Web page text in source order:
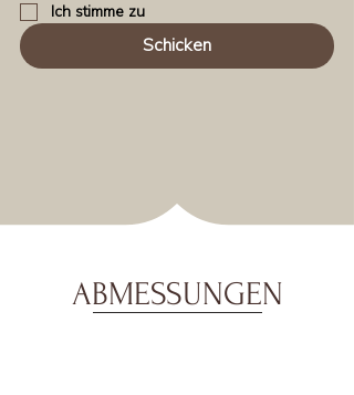
Ich stimme zu
Schicken
ABMESSUNGEN